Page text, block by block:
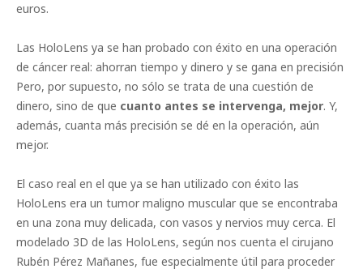
euros.
Las HoloLens ya se han probado con éxito en una operación
de cáncer real: ahorran tiempo y dinero y se gana en precisión
Pero, por supuesto, no sólo se trata de una cuestión de
dinero, sino de que cuanto antes se intervenga, mejor. Y,
además, cuanta más precisión se dé en la operación, aún
mejor.
El caso real en el que ya se han utilizado con éxito las
HoloLens era un tumor maligno muscular que se encontraba
en una zona muy delicada, con vasos y nervios muy cerca. El
modelado 3D de las HoloLens, según nos cuenta el cirujano
Rubén Pérez Mañanes, fue especialmente útil para proceder